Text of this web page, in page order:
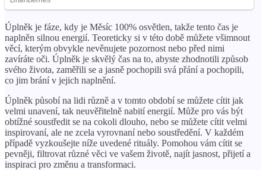
Úplněk je fáze, kdy je Měsíc 100% osvětlen, takže tento čas je
naplněn silnou energií. Teoreticky si v této době můžete všimnout
věcí, kterým obvykle nevěnujete pozornost nebo před nimi
zavíráte oči. Úplněk je skvělý čas na to, abyste zhodnotili způsob
svého života, zaměřili se a jasně pochopili svá přání a pochopili,
co jim brání v jejich naplnění.
Úplněk působí na lidi různě a v tomto období se můžete cítit jak
velmi unavení, tak neuvěřitelně nabití energií. Může pro vás být
obtížné soustředit se na cokoli dlouho, nebo se můžete cítit velmi
inspirovaní, ale ne zcela vyrovnaní nebo soustředění. V každém
případě vyzkoušejte níže uvedené rituály. Pomohou vám cítit se
pevněji, filtrovat různé věci ve vašem životě, najít jasnost, přijetí a
inspiraci pro změnu a transformaci.